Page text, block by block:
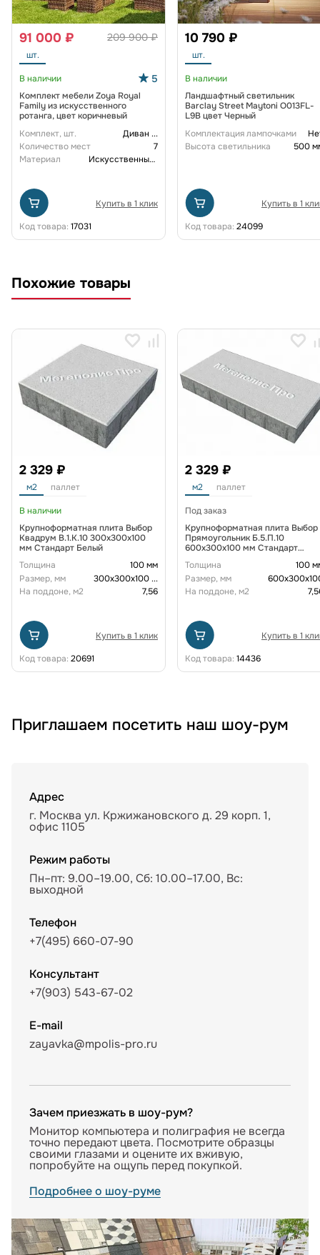
209 900 ₽
91 000 ₽
шт.
В наличии 5
Комплект мебели Zoya Royal
Family из искусственного
ротанга, цвет коричневый
Комплект, шт.
Диван ...
Количество мест
7
Материал
Искусственный ротанг
Купить в 1 клик
Код товара: 17031
10 790 ₽
шт.
В наличии
Ландшафтный светильник
Barclay Street Maytoni O013FL-
L9B цвет Черный
Комплектация лампочками
Высота светильника
500
Купить в 1
Код товара: 24099
Похожие товары
2 329 ₽
м2 паллет
В наличии
Крупноформатная плита Выбор
Квадрум В.1.К.10 300х300х100
мм Стандарт Белый
Толщина
100 мм
Размер, мм
300х300х100...
На поддоне, м2
7,56
Купить в 1 клик
Код товара: 20691
2 329 ₽
м2 паллет
Под заказ
Крупноформатная плита Выбор
Прямоугольник Б.5.П.10
600х300х100 мм Стандарт
Толщина
100
Размер, мм
На поддоне, м2
Купить в 1
Код товара: 14436
Приглашаем посетить наш шоу-рум
Адрес
г. Москва ул. Кржижановского д. 29 корп. 1,
офис 1105
Режим работы
Пн–пт: 9.00–19.00, Сб: 10.00–17.00, Вс:
выходной
Телефон
+7(495) 660-07-90
Консультант
+7(903) 543-67-02
E-mail
zayavka@mpolis-pro.ru
Зачем приезжать в шоу-рум?
Монитор компьютера и полиграфия не всегда
точно передают цвета. Посмотрите образцы
своими глазами и оцените их вживую,
попробуйте на ощупь перед покупкой.
Подробнее о шоу-руме